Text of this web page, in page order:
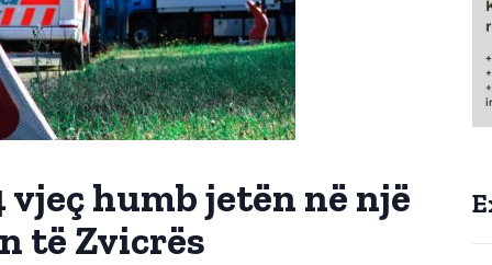
humb jetën në një
të Zvicrës